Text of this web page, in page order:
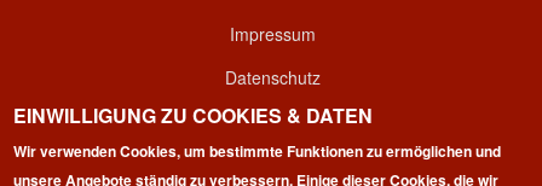
Impressum
Datenschutz
Kontakt
Login
EINWILLIGUNG ZU COOKIES & DATEN
Wir verwenden Cookies, um bestimmte Funktionen zu ermöglichen und
unsere Angebote ständig zu verbessern. Einige dieser Cookies, die wir